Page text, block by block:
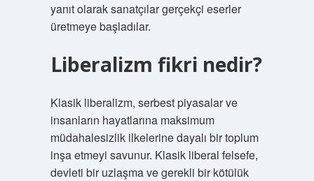
yanıt olarak sanatçılar gerçekçi eserler
üretmeye başladılar.
Liberalizm fikri nedir?
Klasik liberalizm, serbest piyasalar ve
insanların hayatlarına maksimum
müdahalesizlik ilkelerine dayalı bir toplum
inşa etmeyi savunur. Klasik liberal felsefe,
devleti bir uzlaşma ve gerekli bir kötülük